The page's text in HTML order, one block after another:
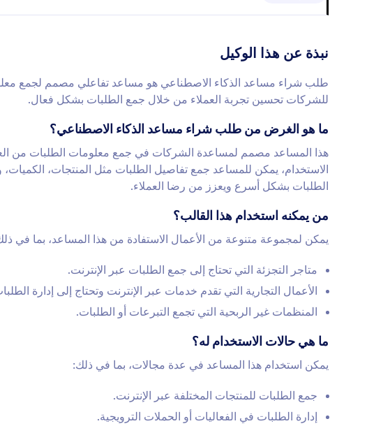
نبذة عن هذا الوكيل
طلب شراء مساعد الذكاء الاصطناعي هو مساعد تفاعلي مصمم لجمع
للشركات تحسين تجربة العملاء من خلال جمع الطلبات بشكل فعال.
ما هو الغرض من طلب شراء مساعد الذكاء الاصطناعي؟
هذا المساعد مصمم لمساعدة الشركات في جمع معلومات الطلبات من
الاستخدام، يمكن للمساعد جمع تفاصيل الطلبات مثل المنتجات،
الطلبات بشكل أسرع ويعزز من رضا العملاء.
من يمكنه استخدام هذا القالب؟
يمكن لمجموعة متنوعة من الأعمال الاستفادة من هذا المساعد، بما في
متاجر التجزئة التي تحتاج إلى جمع الطلبات عبر الإنترنت.
الأعمال التجارية التي تقدم خدمات عبر الإنترنت وتحتاج إلى إدارة
المنظمات غير الربحية التي تجمع التبرعات أو الطلبات.
ما هي حالات الاستخدام له؟
يمكن استخدام هذا المساعد في عدة مجالات، بما في ذلك:
جمع الطلبات للمنتجات المختلفة عبر الإنترنت.
إدارة الطلبات في الفعاليات أو الحملات الترويجية.